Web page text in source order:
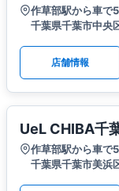
作草部駅から車で
千葉県千葉市中央
店舗情報
UeL CHIBA千
作草部駅から車で
千葉県千葉市美浜